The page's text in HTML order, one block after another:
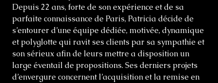
Depuis 22 ans, forte de son expérience et de sa
parfaite connaissance de Paris, Patricia décide de
s’entourer d’une équipe dédiée, motivée, dynamique
et polyglotte qui ravit ses clients par sa sympathie et
son sérieux afin de leurs mettre a disposition un
large éventail de propositions. Ses derniers projets
d’envergure concernent l’acquisition et la remise en